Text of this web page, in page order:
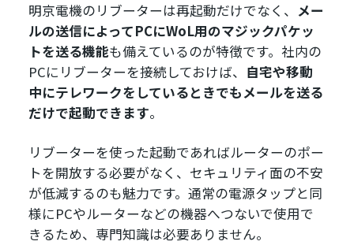
明京電機のリブーターは再起動だけでなく、 メー
ルの送信によってPCにWoL用のマジックパケッ
トを送る機能も備えているのが特徴です。社内の
PCにリブーターを接続しておけば、 自宅や移動
中にテレワークをしているときでもメールを送る
だけで起動できます。
リブーターを使った起動であればルーターのポー
トを開放する必要がなく、セキュリティ面の不安
が低減するのも魅力です。通常の電源タップと同
様にPCやルーターなどの機器へつないで使用で
きるため、専門知識は必要ありません。